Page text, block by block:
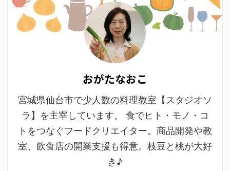
おがたなおこ
宮城県仙台市で少人数の料理教室【スタジオソ
ラ】を主宰しています。 食でヒト・モノ・コ
トをつなぐフードクリエイター。商品開発や教
室、飲食店の開業支援も得意。枝豆と桃が大好
き♪